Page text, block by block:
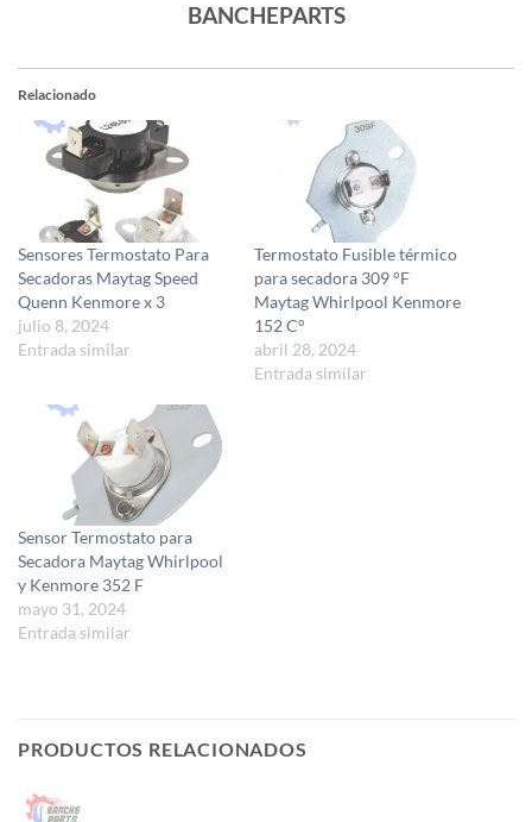
BANCHEPARTS
Relacionado
Sensores Termostato Para
Secadoras Maytag Speed
Quenn Kenmore x 3
julio 8, 2024
Entrada similar
Termostato Fusible térmico
para secadora 309 °F
Maytag Whirlpool Kenmore
152 C°
abril 28, 2024
Entrada similar
Sensor Termostato para
Secadora Maytag Whirlpool
y Kenmore 352 F
mayo 31, 2024
Entrada similar
PRODUCTOS RELACIONADOS